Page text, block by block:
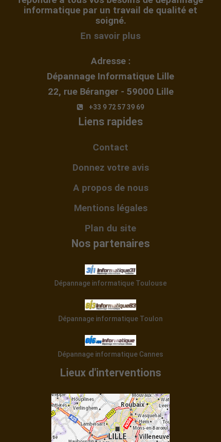
Merci claude tous les
destination sur les deux
ordis. Performance et
gentillesse. Rare.
Suite à une panne de pc,
jai contacté cette
société.je suis tombé sur
véritablement à l'écoute
Jerome F. (Lyon) 23 avril
10 j’avais perdu l’anti
l’ai récupéré. Merci
beaucoup. Je ne
manquerai pas de vous
informatique par un travail de qualité et
soigné.
En savoir plus
Adresse :
Dépannage Informatique Lille
22, rue Béranger - 59000 Lille
+33 9 72 57 39 69
Liens rapides
Contact
Donnez votre avis
A propos de nous
Mentions légales
Plan du site
Nos partenaires
Dépannage informatique Toulouse
Dépannage informatique Toulon
Dépannage informatique Cannes
Lieux d'interventions